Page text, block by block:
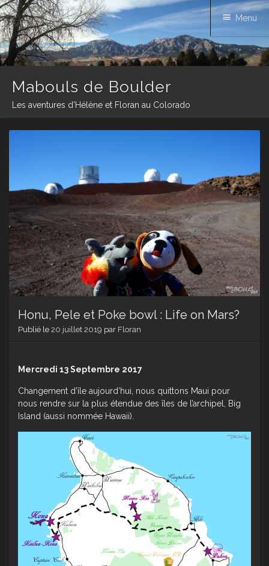
Mabouls de Boulder
Les aventures d'Hélène et Floran au Colorado
Menu
Skip
Honu, Pele et Poke bowl : Life on Mars?
Publié le 20 juillet 2019 par Floran
Mercredi 13 Septembre 2017
Changement d’île aujourd’hui, nous quittons Maui pour
nous rendre sur la plus étendue des îles de l’archipel, Big
Island (aussi nommée Hawaii).